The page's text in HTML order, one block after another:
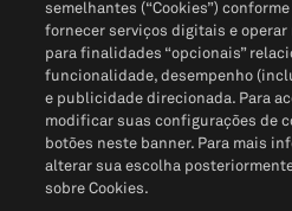
Não Venda Minhas Informações
semelhantes (“Cookies”)
fornecer serviços digitais e operar
para finalidades “opcionais”
funcionalidade, desempenho
e publicidade direcionada. Para
modificar suas configurações de
botões neste banner. Para mais
alterar sua escolha
sobre Cookies.